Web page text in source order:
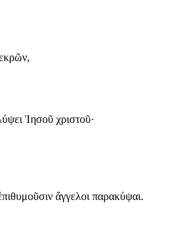
Ἰησοῦ χριστοῦ·
ἄγγελοι παρακύψαι.